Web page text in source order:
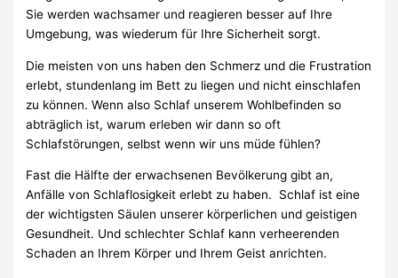
Sie werden wachsamer und reagieren besser auf Ihre
Umgebung, was wiederum für Ihre Sicherheit sorgt.
Die meisten von uns haben den Schmerz und die Frustration
erlebt, stundenlang im Bett zu liegen und nicht einschlafen
zu können. Wenn also Schlaf unserem Wohlbefinden so
abträglich ist, warum erleben wir dann so oft
Schlafstörungen, selbst wenn wir uns müde fühlen?
Fast die Hälfte der erwachsenen Bevölkerung gibt an,
Anfälle von Schlaflosigkeit erlebt zu haben. Schlaf ist eine
der wichtigsten Säulen unserer körperlichen und geistigen
Gesundheit. Und schlechter Schlaf kann verheerenden
Schaden an Ihrem Körper und Ihrem Geist anrichten.